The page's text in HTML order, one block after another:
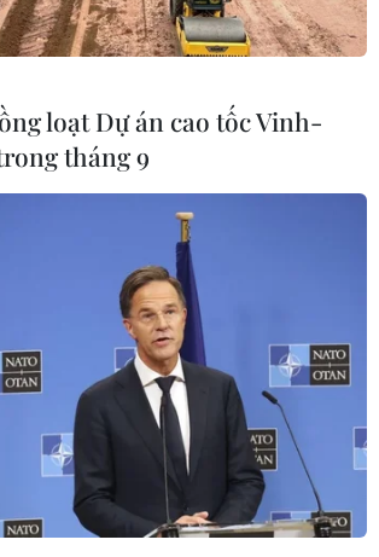
đã vượt 100% tổng sản phẩm
các chính phủ ở khắp nơi trên
nợ, chi tiêu và điều tiết ở quy
việc hiểu sâu hơn về tiến trình
kinh tế là cần thiết để đẩy nhanh
hồi và tránh rủi ro trong dài hạn.
hướng dẫn mới của Bộ Tài
ra quyết định đối với những
hoan nghênh và tại sao các bộ
quốc gia khác nên noi gương
cứu gần đây dành cho Cơ
quy định của Anh, người ta
trong khi các tổ chức chính sách
loạt Dự án cao tốc Vinh-
tháng 9